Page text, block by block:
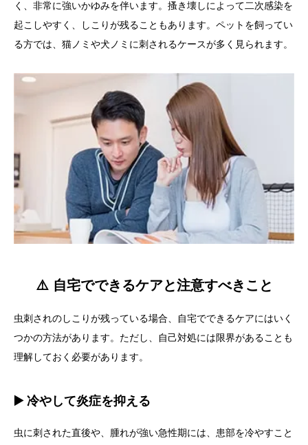
く、非常に強いかゆみを伴います。搔き壊しによって二次感染を
起こしやすく、しこりが残ることもあります。ペットを飼ってい
る方では、猫ノミや犬ノミに刺されるケースが多く見られます。
⚠️ 自宅でできるケアと注意すべきこと
虫刺されのしこりが残っている場合、自宅でできるケアにはいく
つかの方法があります。ただし、自己対処には限界があることも
理解しておく必要があります。
▶️ 冷やして炎症を抑える
虫に刺された直後や、腫れが強い急性期には、患部を冷やすこと